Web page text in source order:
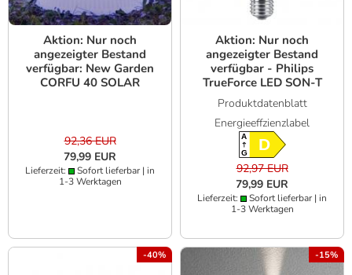
Aktion: Nur noch
angezeigter Bestand
verfügbar: New Garden
CORFU 40 SOLAR
92,36 EUR
79,99 EUR
Lieferzeit:
Sofort lieferbar | in
1-3 Werktagen
Aktion: Nur noch
angezeigter Bestand
verfügbar - Philips
TrueForce LED SON-T
90-55W E40 740
KVG/VVG Straßenlampe
Produktdatenblatt
Energieeffzienzlabel
A
GD
92,97 EUR
79,99 EUR
Lieferzeit:
Sofort lieferbar | in
1-3 Werktagen
-40% -15%